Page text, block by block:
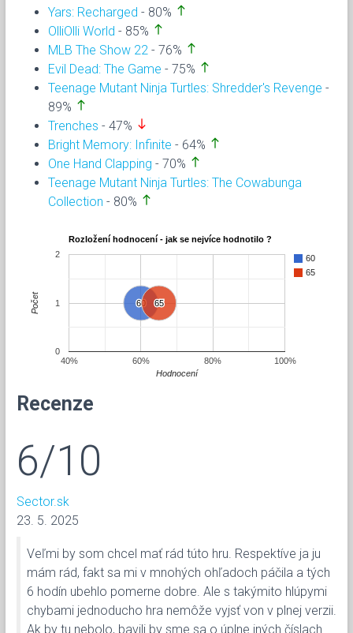
Yars: Recharged - 80% north
OlliOlli World - 85% north
MLB The Show 22 - 76% north
Evil Dead: The Game - 75% north
Teenage Mutant Ninja Turtles: Shredder's Revenge -
89% north
Trenches - 47% south
Bright Memory: Infinite - 64% north
One Hand Clapping - 70% north
Teenage Mutant Ninja Turtles: The Cowabunga
Collection - 80% north
Rozložení hodnocení - jak se nejvíce hodnotilo ?
60
65
60
60 65
65
40% 60% 80% 100%
0
1
2
Hodnocení
Počet
Recenze
6/10
Sector.sk
23. 5. 2025
Veľmi by som chcel mať rád túto hru. Respektíve ja ju
mám rád, fakt sa mi v mnohých ohľadoch páčila a tých
6 hodín ubehlo pomerne dobre. Ale s takýmito hlúpymi
chybami jednoducho hra nemôže vyjsť von v plnej verzii.
Ak by tu nebolo, bavili by sme sa o úplne iných číslach